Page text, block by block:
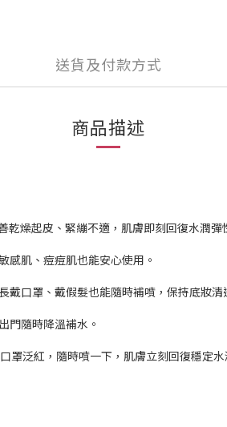
送貨及付款方式
商品描述
燥起皮、緊繃不適，肌膚即刻回復水潤彈
感肌、痘痘肌也能安心使用。
口罩、戴假髮也能隨時補噴，保持底妝清
門隨時降溫補水。
罩泛紅，隨時噴一下，肌膚立刻回復穩定水